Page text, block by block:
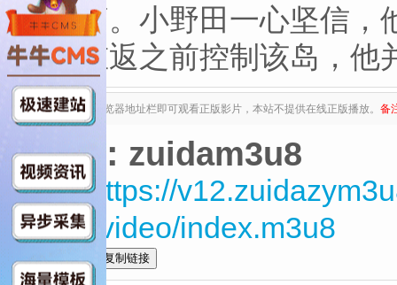
的伎俩。小野田一心坚信，
皇军重返之前控制该岛，他
复制下列地址至浏览器地址栏即可观看正版影片，本站不提供在线正版播放。 备
来源：zuidam3u8
HD$https://
MN8/video/index.m3u8
全选